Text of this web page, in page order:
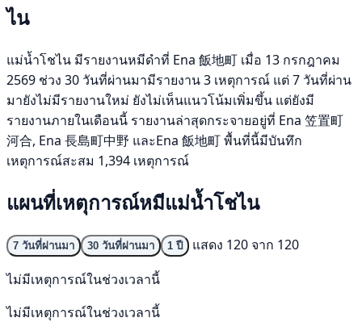
ไน
แม่น้ำโชไน มีรายงานหมีดำที่ Ena 飯地町 เมื่อ 13 กรกฎาคม
2569 ช่วง 30 วันที่ผ่านมามีรายงาน 3 เหตุการณ์ แต่ 7 วันที่ผ่าน
มายังไม่มีรายงานใหม่ ยังไม่เห็นแนวโน้มเพิ่มขึ้น แต่ยังมี
รายงานภายในเดือนนี้ รายงานล่าสุดกระจายอยู่ที่ Ena 笠置町
河合, Ena 長島町中野 และEna 飯地町 พื้นที่นี้มีบันทึก
เหตุการณ์สะสม 1,394 เหตุการณ์
แผนที่เหตุการณ์หมีแม่น้ำโชไน
7 วันที่ผ่านมา 30 วันที่ผ่านมา 1 ปี
แสดง 120 จาก 120
ไม่มีเหตุการณ์ในช่วงเวลานี้
ไม่มีเหตุการณ์ในช่วงเวลานี้